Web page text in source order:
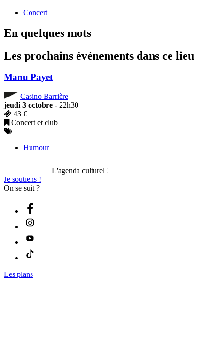
Concert
En quelques mots
Les prochains événements dans ce lieu
Manu Payet
Casino Barrière
jeudi 3 octobre - 22h30
43 €
Concert et club
Humour
L'agenda culturel !
Je soutiens !
On se suit ?
Les plans